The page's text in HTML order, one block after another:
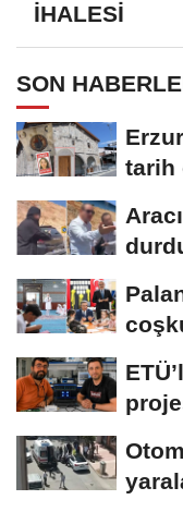
İHALESİ
SON
tarih